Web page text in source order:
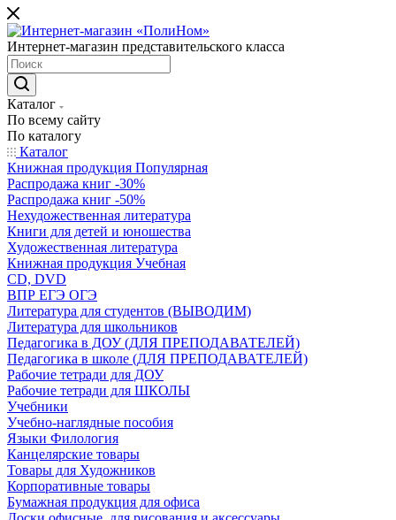
Интернет-магазин представительского класса
Каталог
По всему сайту
По каталогу
Каталог
Книжная продукция Популярная
Распродажа книг -30%
Распродажа книг -50%
Нехудожественная литература
Книги для детей и юношества
Художественная литература
Книжная продукция Учебная
CD, DVD
ВПР ЕГЭ ОГЭ
Литература для студентов (ВЫВОДИМ)
Литература для школьников
Педагогика в ДОУ (ДЛЯ ПРЕПОДАВАТЕЛЕЙ)
Педагогика в школе (ДЛЯ ПРЕПОДАВАТЕЛЕЙ)
Рабочие тетради для ДОУ
Рабочие тетради для ШКОЛЫ
Учебники
Учебно-наглядные пособия
Языки Филология
Канцелярские товары
Товары для Художников
Корпоративные товары
Бумажная продукция для офиса